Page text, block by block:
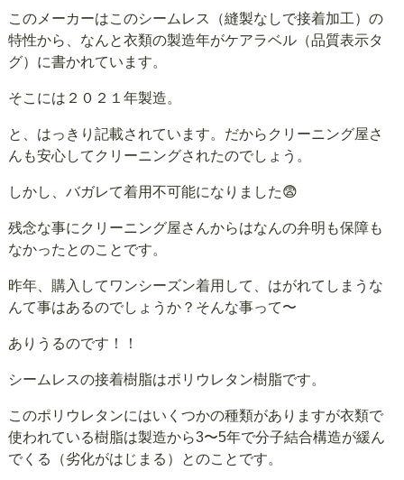
このメーカーはこのシームレス（縫製なしで接着加工）の
特性から、なんと衣類の製造年がケアラベル（品質表示タ
グ）に書かれています。
そこには２０２１年製造。
と、はっきり記載されています。だからクリーニング屋さ
んも安心してクリーニングされたのでしょう。
しかし、バガレて着用不可能になりました😨
残念な事にクリーニング屋さんからはなんの弁明も保障も
なかったとのことです。
昨年、購入してワンシーズン着用して、はがれてしまうな
んて事はあるのでしょうか？そんな事って〜
ありうるのです！！
シームレスの接着樹脂はポリウレタン樹脂です。
このポリウレタンにはいくつかの種類がありますが衣類で
使われている樹脂は製造から3〜5年で分子結合構造が緩ん
でくる（劣化がはじまる）とのことです。